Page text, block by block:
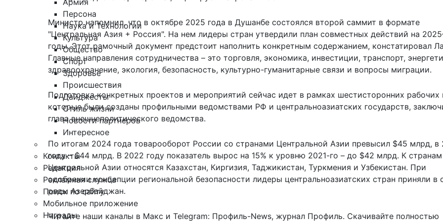
Армия
Персона
Наука и Технологии
Культура
Общество
Спорт
Здоровье
Происшествия
Дайджесты
Стиль жизни
Новости партнеров
Интересное
Контакты
Редакция
Рекламная служба
Поиск по сайту
Мобильное приложение
Награды
Министр напомнил, что в октябре 2025 года в Душанбе состоялся второй саммит в формате
"Центральная Азия + Россия". На нем лидеры стран утвердили план совместных действий на
годы. Этот рамочный документ предстоит наполнить конкретным содержанием, констатировал
Главные направления сотрудничества – это торговля, экономика, инвестиции, транспорт,
здравоохранение, экология, безопасность, культурно-гуманитарные связи и вопросы миграции.
Подготовка конкретных проектов и мероприятий сейчас идет в рамках шестисторонних рабочих
которые были созданы профильными ведомствами РФ и центральноазиатских государств,
глава внешнеполитического ведомства.
По итогам 2024 года товарооборот России со странами Центральной Азии превысил $45 млрд, в
году – $44 млрд. В 2022 году показатель вырос на 15% к уровню 2021-го – до $42 млрд. К странам
Центральной Азии относятся Казахстан, Киргизия, Таджикистан, Туркмения и Узбекистан. При
одобрении концепции региональной безопасности лидеры центральноазиатских стран приняли в
ряды Азербайджан.
Читайте наши каналы в Макс и Telegram: Профиль-News, журнал Профиль. Скачивайте полностью